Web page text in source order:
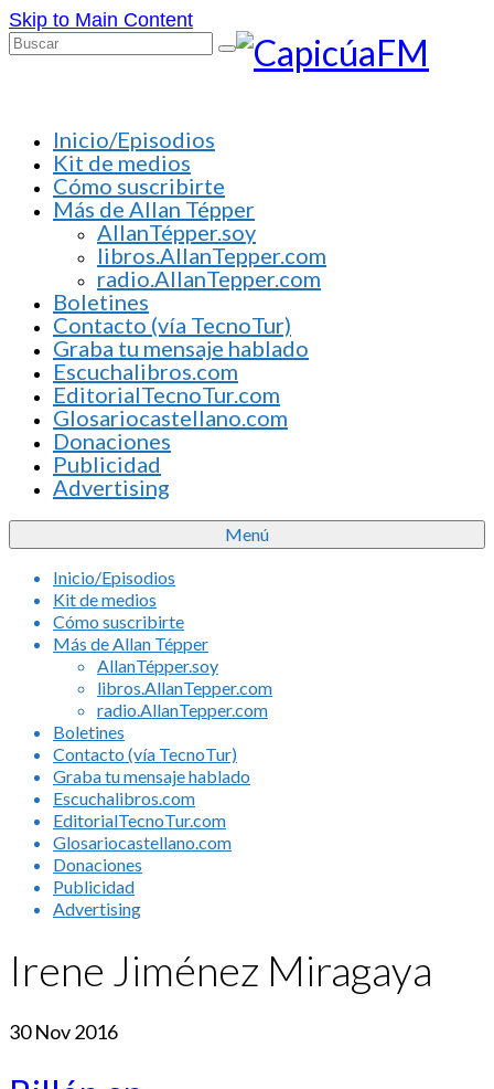
Skip to Main Content
Buscar
Inicio/Episodios
Kit de medios
Cómo suscribirte
Más de Allan Tépper
AllanTépper.soy
libros.AllanTepper.com
radio.AllanTepper.com
Boletines
Contacto (vía TecnoTur)
Graba tu mensaje hablado
Escuchalibros.com
EditorialTecnoTur.com
Glosariocastellano.com
Donaciones
Publicidad
Advertising
Menú
Inicio/Episodios
Kit de medios
Cómo suscribirte
Más de Allan Tépper
AllanTépper.soy
libros.AllanTepper.com
radio.AllanTepper.com
Boletines
Contacto (vía TecnoTur)
Graba tu mensaje hablado
Escuchalibros.com
EditorialTecnoTur.com
Glosariocastellano.com
Donaciones
Publicidad
Advertising
Irene Jiménez Miragaya
30Nov 2016